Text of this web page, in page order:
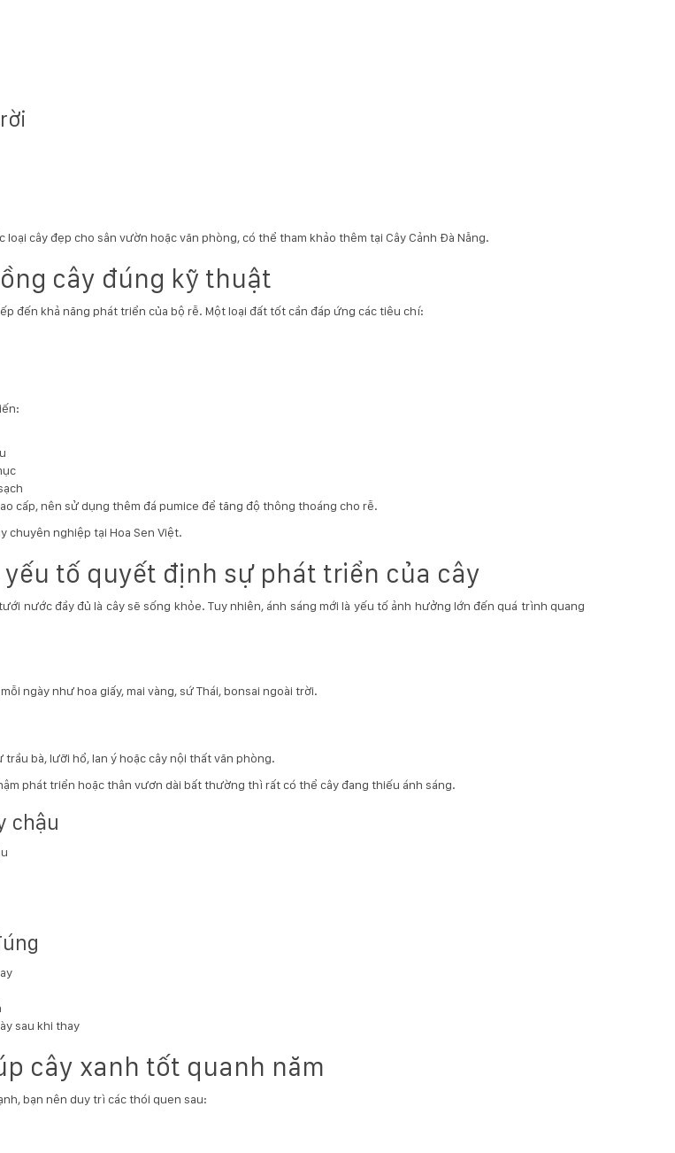
loại cây đẹp cho sân vườn hoặc văn phòng, có thể tham khảo thêm tại Cây Cảnh Đà Nẵng.
cây đúng kỹ thuật
đến khả năng phát triển của bộ rễ. Một loại đất tốt cần đáp ứng các tiêu chí:
cấp, nên sử dụng thêm đá pumice để tăng độ thông thoáng cho rễ.
chuyên nghiệp tại Hoa Sen Việt.
yếu tố quyết định sự phát triển của cây
nước đầy đủ là cây sẽ sống khỏe. Tuy nhiên, ánh sáng mới là yếu tố ảnh hưởng lớn đến quá trình quang
ngày như hoa giấy, mai vàng, sứ Thái, bonsai ngoài trời.
bà, lưỡi hổ, lan ý hoặc cây nội thất văn phòng.
phát triển hoặc thân vươn dài bất thường thì rất có thể cây đang thiếu ánh sáng.
chậu
sau khi thay
cây xanh tốt quanh năm
bạn nên duy trì các thói quen sau: